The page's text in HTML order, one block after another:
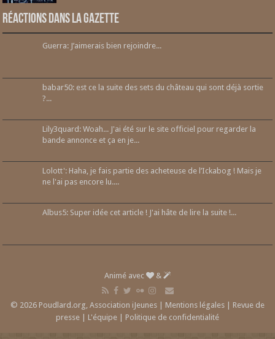
Réactions dans la gazette
Guerra: J’aimerais bien rejoindre...
babar50: est ce la suite des sets du château qui sont déjà sortie
?...
Lily3quard: Woah... J'ai été sur le site officiel pour regarder la
bande annonce et ça en je...
Lolott': Haha, je fais partie des acheteuse de l’Ickabog ! Mais je
ne l'ai pas encore lu....
Albus5: Super idée cet article ! J'ai hâte de lire la suite !...
Animé avec &
© 2026 Poudlard.org, Association iJeunes | Mentions légales | Revue de
presse | L'équipe | Politique de confidentialité